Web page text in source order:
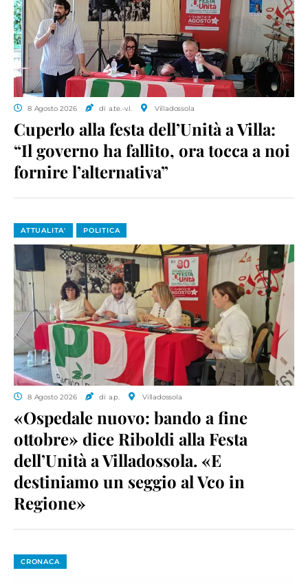
8 Agosto 2026 di a.te.-v.l. Villadossola
Cuperlo alla festa dell’Unità a Villa:
“Il governo ha fallito, ora tocca a noi
fornire l’alternativa”
ATTUALITA' POLITICA
8 Agosto 2026 di a.p. Villadossola
«Ospedale nuovo: bando a fine
ottobre» dice Riboldi alla Festa
dell’Unità a Villadossola. «E
destiniamo un seggio al Vco in
Regione»
CRONACA